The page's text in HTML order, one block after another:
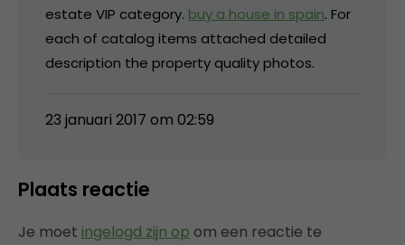
estate VIP category. buy a house in spain. For
each of catalog items attached detailed
description the property quality photos.
23 januari 2017 om 02:59
Plaats reactie
Je moet ingelogd zijn op om een reactie te